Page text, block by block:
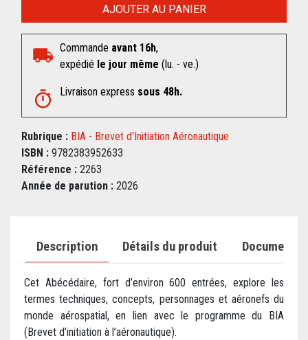
AJOUTER AU PANIER
Commande avant 16h,
expédié le jour même (lu. - ve.)
Livraison express sous 48h.
Rubrique : BIA - Brevet d'Initiation Aéronautique
ISBN : 9782383952633
Référence : 2263
Année de parution : 2026
Description Détails du produit Documents
Cet Abécédaire, fort d’environ 600 entrées, explore les
termes techniques, concepts, personnages et aéronefs du
monde aérospatial, en lien avec le programme du BIA
(Brevet d’initiation à l’aéronautique).